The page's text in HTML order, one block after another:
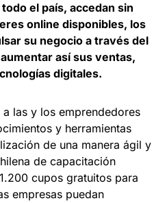
el país, accedan sin
online disponibles, los
su negocio a través del
así sus ventas,
digitales.
las y los emprendedores
y herramientas
de una manera ágil y
de capacitación
cupos gratuitos para
empresas puedan